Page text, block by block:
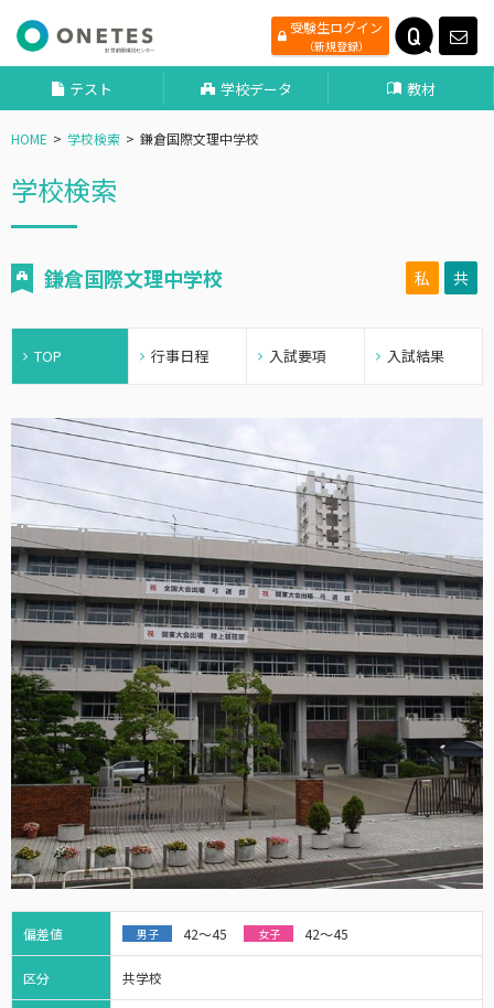
受験生ログイン
（新規登録）
テスト 学校データ 教材
HOME 学校検索 鎌倉国際文理中学校
学校検索
鎌倉国際文理中学校 私 共
TOP 行事日程 入試要項 入試結果
偏差値 男子 42～45 女子 42～45
区分 共学校